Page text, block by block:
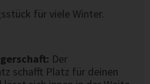
für viele Winter.
Der
schafft Platz für deinen